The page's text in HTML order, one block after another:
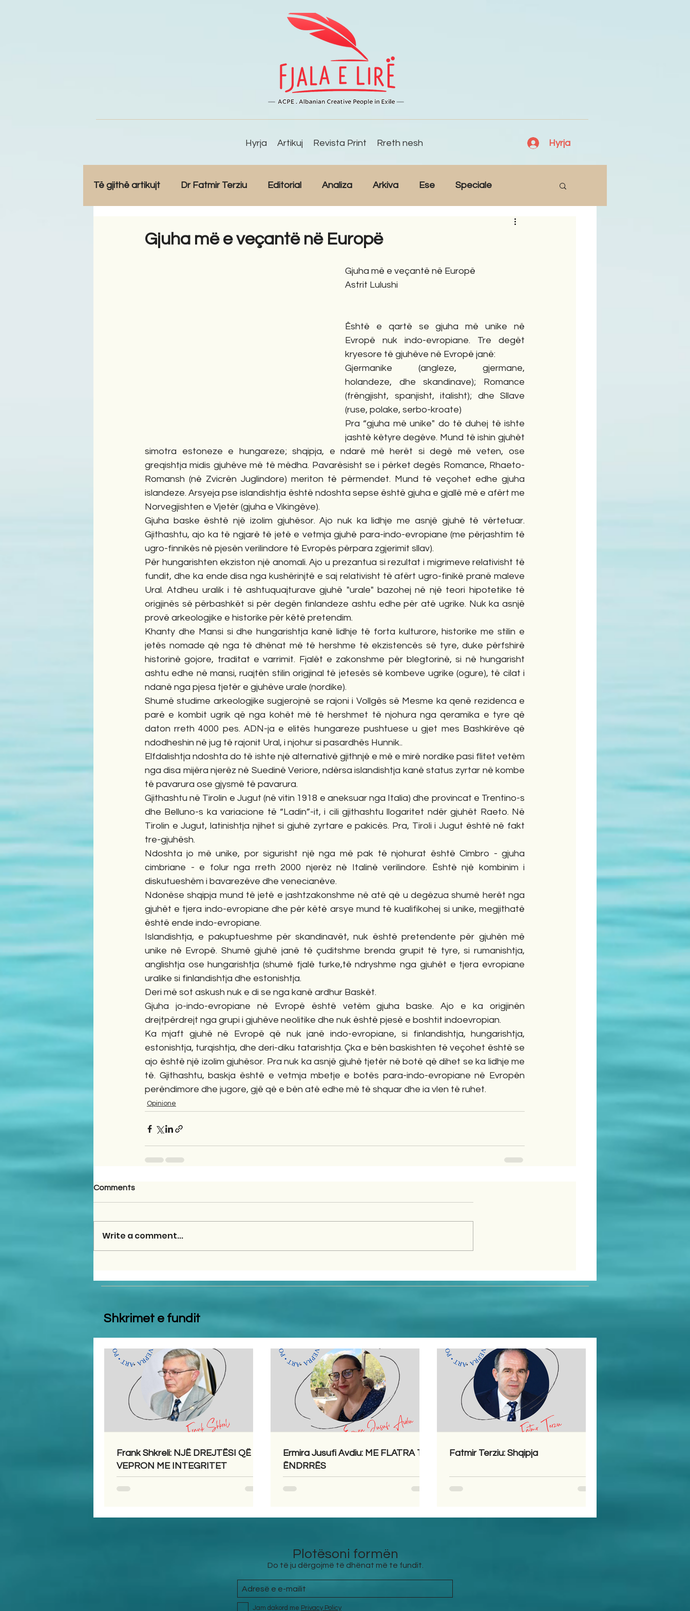
Hyrja Artikuj Revista Print Rreth nesh Hyrja
Të gjithë artikujt Dr Fatmir Terziu Editorial Analiza Arkiva Ese Speciale
Romane English Përkthime
Gjuha më e veçantë në Europë
Gjuha më e veçantë në Europë
Astrit Lulushi
Êshtë e qartë se gjuha më unike në
Evropë nuk indo-evropiane. Tre degët
kryesore të gjuhëve në Evropë janë:
Gjermanike (angleze, gjermane,
holandeze, dhe skandinave); Romance
(frëngjisht, spanjisht, italisht); dhe Sllave
(ruse, polake, serbo-kroate)
Pra “gjuha më unike" do të duhej të ishte
jashtë këtyre degëve. Mund të ishin gjuhët
simotra estoneze e hungareze; shqipja, e ndarë më herët si degë më veten, ose
greqishtja midis gjuhëve më të mëdha. Pavarësisht se i përket degës Romance, Rhaeto-
Romansh (në Zvicrën Juglindore) meriton të përmendet. Mund të veçohet edhe gjuha
islandeze. Arsyeja pse islandishtja është ndoshta sepse është gjuha e gjallë më e afërt me
Norvegjishten e Vjetër (gjuha e Vikingëve).
Gjuha baske është një izolim gjuhësor. Ajo nuk ka lidhje me asnjë gjuhë të vërtetuar.
Gjithashtu, ajo ka të ngjarë të jetë e vetmja gjuhë para-indo-evropiane (me përjashtim të
ugro-finnikës në pjesën verilindore të Evropës përpara zgjerimit sllav).
Për hungarishten ekziston një anomali. Ajo u prezantua si rezultat i migrimeve relativisht të
fundit, dhe ka ende disa nga kushërinjtë e saj relativisht të afërt ugro-finikë pranë maleve
Ural. Atdheu uralik i të ashtuquajturave gjuhë "urale" bazohej në një teori hipotetike të
origjinës së përbashkët si për degën finlandeze ashtu edhe për atë ugrike. Nuk ka asnjë
provë arkeologjike e historike për këtë pretendim.
Khanty dhe Mansi si dhe hungarishtja kanë lidhje të forta kulturore, historike me stilin e
jetës nomade që nga të dhënat më të hershme të ekzistencës së tyre, duke përfshirë
historinë gojore, traditat e varrimit. Fjalët e zakonshme për blegtorinë, si në hungarisht
ashtu edhe në mansi, ruajtën stilin origjinal të jetesës së kombeve ugrike (ogure), të cilat i
ndanë nga pjesa tjetër e gjuhëve urale (nordike).
Shumë studime arkeologjike sugjerojnë se rajoni i Vollgës së Mesme ka qenë rezidenca e
parë e kombit ugrik që nga kohët më të hershmet të njohura nga qeramika e tyre që
daton rreth 4000 pes. ADN-ja e elitës hungareze pushtuese u gjet mes Bashkírëve që
ndodheshin në jug të rajonit Ural, i njohur si pasardhës Hunnik..
Elfdalishtja ndoshta do të ishte një alternativë gjithnjë e më e mirë nordike pasi flitet vetëm
nga disa mijëra njerëz në Suedinë Veriore, ndërsa islandishtja kanë status zyrtar në kombe
të pavarura ose gjysmë të pavarura.
Gjithashtu në Tirolin e Jugut (në vitin 1918 e aneksuar nga Italia) dhe provincat e Trentino-s
dhe Belluno-s ka variacione të “Ladin”-it, i cili gjithashtu llogaritet ndër gjuhët Raeto. Në
Tirolin e Jugut, latinishtja njihet si gjuhë zyrtare e pakicës. Pra, Tiroli i Jugut është në fakt
tre-gjuhësh.
Ndoshta jo më unike, por sigurisht një nga më pak të njohurat është Cimbro - gjuha
cimbriane - e folur nga rreth 2000 njerëz në Italinë verilindore. Është një kombinim i
diskutueshëm i bavarezëve dhe venecianëve.
Ndonëse shqipja mund të jetë e jashtzakonshme në atë që u degëzua shumë herët nga
gjuhët e tjera indo-evropiane dhe për këtë arsye mund të kualifikohej si unike, megjithatë
është ende indo-evropiane.
Islandishtja, e pakuptueshme për skandinavët, nuk është pretendente për gjuhën më
unike në Evropë. Shumë gjuhë janë të çuditshme brenda grupit të tyre, si rumanishtja,
anglishtja ose hungarishtja (shumë fjalë turke,të ndryshme nga gjuhët e tjera evropiane
uralike si finlandishtja dhe estonishtja.
Deri më sot askush nuk e di se nga kanë ardhur Baskët.
Gjuha jo-indo-evropiane në Evropë është vetëm gjuha baske. Ajo e ka origjinën
drejtpërdrejt nga grupi i gjuhëve neolitike dhe nuk është pjesë e boshtit indoevropian.
Ka mjaft gjuhë në Evropë që nuk janë indo-evropiane, si finlandishtja, hungarishtja,
estonishtja, turqishtja, dhe deri-diku tatarishtja. Çka e bën baskishten të veçohet është se
ajo është një izolim gjuhësor. Pra nuk ka asnjë gjuhë tjetër në botë që dihet se ka lidhje me
të. Gjithashtu, baskja është e vetmja mbetje e botës para-indo-evropiane në Evropën
perëndimore dhe jugore, gjë që e bën atë edhe më të shquar dhe ia vlen të ruhet.
Opinione
Comments
Write a comment...
Shkrimet e fundit
Frank Shkreli: NJË DREJTËSI QË
VEPRON ME INTEGRITET
Ermira Jusufi Avdiu: ME FLATRA TË
ËNDRRËS
Fatmir Terziu: Shqipja
Plotësoni formën
Do të ju dërgojmë të dhënat më te fundit.
Jam dakord me Privacy Policy